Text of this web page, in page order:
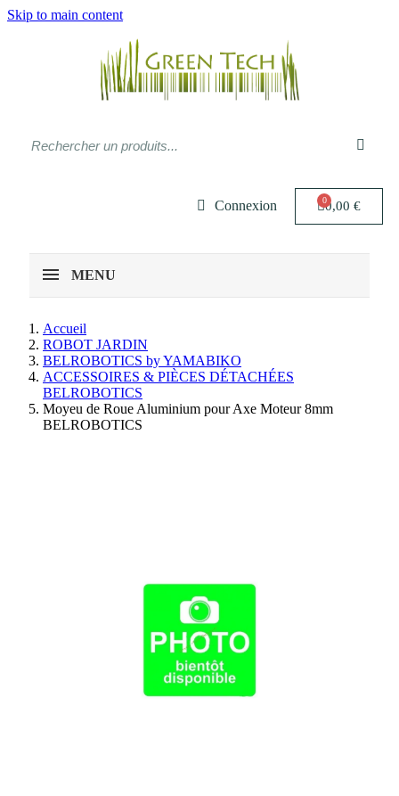
Skip to main content
Connexion 0,00 €
MENU
Accueil
ROBOT JARDIN
BELROBOTICS by YAMABIKO
ACCESSOIRES & PIÈCES DÉTACHÉES
BELROBOTICS
Moyeu de Roue Aluminium pour Axe Moteur 8mm
BELROBOTICS